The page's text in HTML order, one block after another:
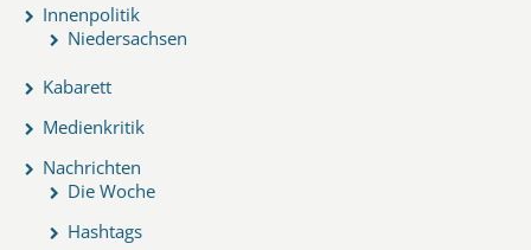
Innenpolitik
Niedersachsen
Kabarett
Medienkritik
Nachrichten
Die Woche
Hashtags